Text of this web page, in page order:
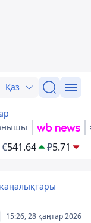
Қаз
€541.64 ₽5.71
15:26, 28 қаңтар 2026